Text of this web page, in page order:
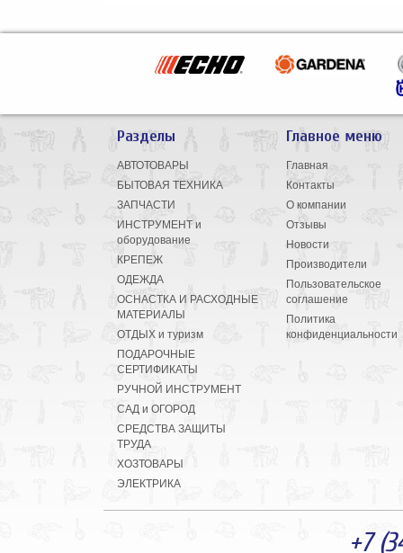
Разделы
АВТОТОВАРЫ
БЫТОВАЯ ТЕХНИКА
ЗАПЧАСТИ
ИНСТРУМЕНТ и
оборудование
КРЕПЕЖ
ОДЕЖДА
ОСНАСТКА И РАСХОДНЫЕ
МАТЕРИАЛЫ
ОТДЫХ и туризм
ПОДАРОЧНЫЕ
СЕРТИФИКАТЫ
РУЧНОЙ ИНСТРУМЕНТ
САД и ОГОРОД
СРЕДСТВА ЗАЩИТЫ
ТРУДА
ХОЗТОВАРЫ
ЭЛЕКТРИКА
Главное меню
Главная
Контакты
О компании
Отзывы
Новости
Производители
Пользовательское
соглашение
Политика
конфиденциальности
+7